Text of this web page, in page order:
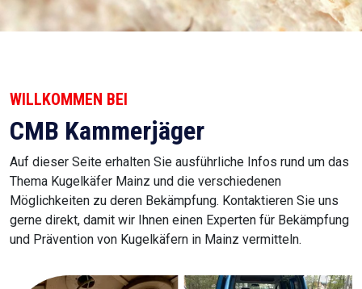
WILLKOMMEN BEI
CMB Kammerjäger
Auf dieser Seite erhalten Sie ausführliche Infos rund um das
Thema Kugelkäfer Mainz und die verschiedenen
Möglichkeiten zu deren Bekämpfung. Kontaktieren Sie uns
gerne direkt, damit wir Ihnen einen Experten für Bekämpfung
und Prävention von Kugelkäfern in Mainz vermitteln.